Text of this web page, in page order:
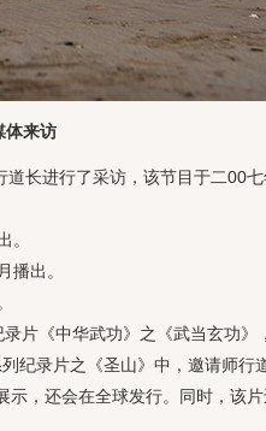
体来访
进行了采访，该节目于二00七
。
出。
《中华武功》之《武当玄功》
录片之《圣山》中，邀请师行
，还会在全球发行。同时，该